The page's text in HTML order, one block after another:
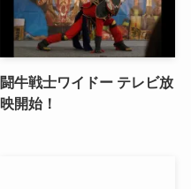
闘牛戦士ワイドー テレビ放
映開始！